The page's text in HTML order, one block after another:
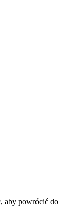
aby powrócić do